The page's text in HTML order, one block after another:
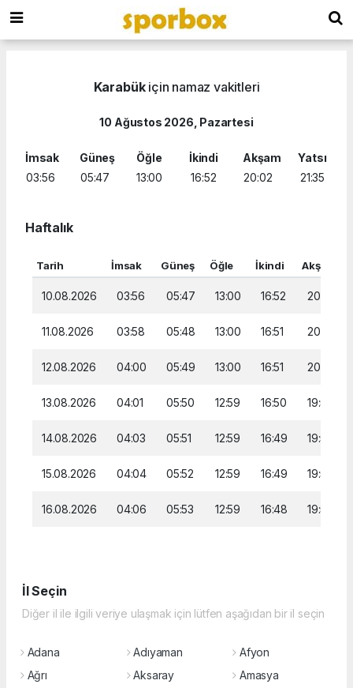
Karabükiçin namaz vakitleri
10 Ağustos 2026, Pazartesi
İmsak
03:56
Güneş
05:47
Öğle
13:00
İkindi
16:52
Akşam
20:02
Yatsı
21:35
Haftalık
Tarih İmsak Güneş Öğle İkindi Akşam
10.08.2026 03:56 05:47 13:00 16:52 20:02
11.08.2026 03:58 05:48 13:00 16:51 20:01
12.08.2026 04:00 05:49 13:00 16:51 20:00
13.08.2026 04:01 05:50 12:59 16:50 19:58
14.08.2026 04:03 05:51 12:59 16:49 19:57
15.08.2026 04:04 05:52 12:59 16:49 19:56
16.08.2026 04:06 05:53 12:59 16:48 19:54
İl Seçin
Diğer il ile ilgili veriye ulaşmak için lütfen aşağıdan bir il seçin
Adana Adıyaman
Afyon
Ağrı
Aksaray
Amasya